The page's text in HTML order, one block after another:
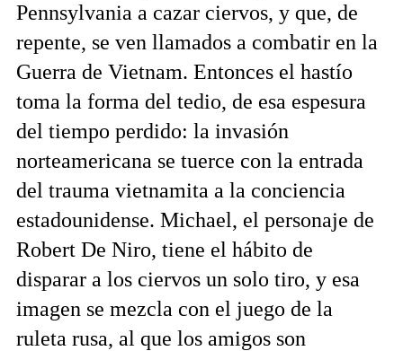
Pennsylvania a cazar ciervos, y que, de
repente, se ven llamados a combatir en la
Guerra de Vietnam. Entonces el hastío
toma la forma del tedio, de esa espesura
del tiempo perdido: la invasión
norteamericana se tuerce con la entrada
del trauma vietnamita a la conciencia
estadounidense. Michael, el personaje de
Robert De Niro, tiene el hábito de
disparar a los ciervos un solo tiro, y esa
imagen se mezcla con el juego de la
ruleta rusa, al que los amigos son